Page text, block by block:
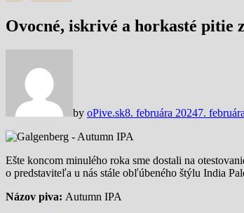
Ovocné, iskrivé a horkasté
by oPive.sk8. februára 20247.
Ešte koncom minulého roka sme dostali na
o predstaviteľa u nás stále obľúbeného štýlu India
Názov piva: Autumn IPA